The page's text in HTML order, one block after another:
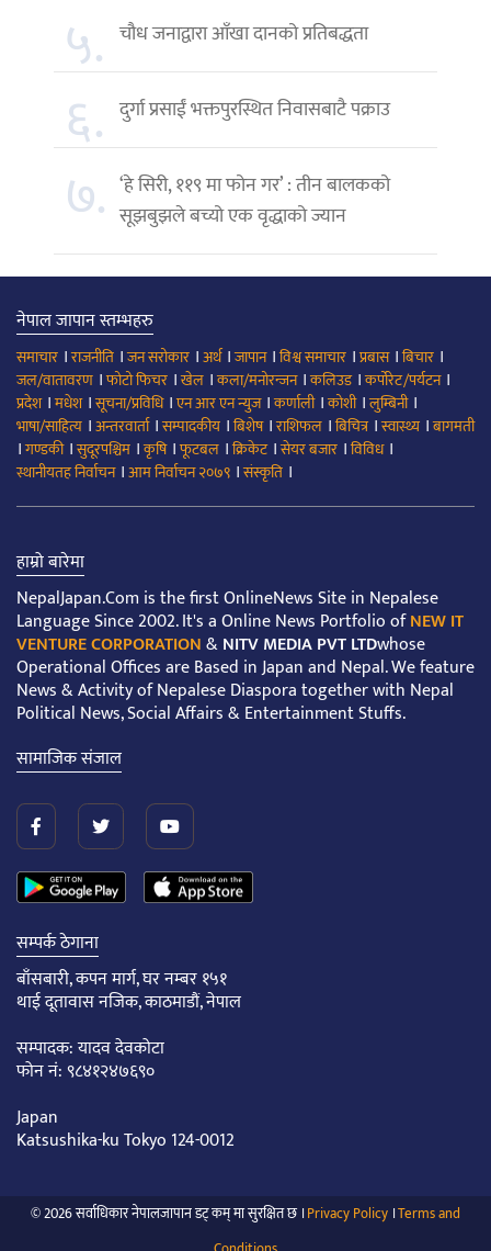
५. चौध जनाद्वारा आँखा दानको प्रतिबद्धता
६. दुर्गा प्रसाईं भक्तपुरस्थित निवासबाटै पक्राउ
७. ‘हे सिरी, ११९ मा फोन गर’ : तीन बालकको
सूझबुझले बच्यो एक वृद्धाको ज्यान
नेपाल जापान स्तम्भहरु
समाचार ।राजनीति ।जन सरोकार ।अर्थ।जापान।विश्व समाचार ।प्रबास।बिचार ।
जल/वातावरण ।फोटो फिचर ।खेल ।कला/मनोरन्जन।कलिउड।कर्पोरेट/पर्यटन।
प्रदेश।मधेश।सूचना/प्रविधि।एन आर एन न्युज।कर्णाली।कोशी।लुम्बिनी।
भाषा/साहित्य ।अन्तरवार्ता।सम्पादकीय ।बिशेष।राशिफल ।बिचित्र।स्वास्थ्य ।बागमती
।गण्डकी।सुदूरपश्चिम ।कृषि।फूटबल ।क्रिकेट।सेयर बजार ।विविध।
स्थानीयतह निर्वाचन।आम निर्वाचन २०७९ ।संस्कृति ।
हाम्रो बारेमा
NepalJapan.Com is the first OnlineNews Site in Nepalese
Language Since 2002. It's a Online News Portfolio ofNEW IT
VENTURE CORPORATION&NITV MEDIA PVT LTDwhose
Operational Offices are Based in Japan and Nepal. We feature
News & Activity of Nepalese Diaspora together with Nepal
Political News, Social Affairs & Entertainment Stuffs.
सामाजिक संजाल
सम्पर्क ठेगाना
बाँसबारी, कपन मार्ग, घर नम्बर १५१
थाई दूतावास नजिक, काठमाडौं, नेपाल
सम्पादक: यादव देवकोटा
फोन नं: ९८४१२४७६९०
Japan
Katsushika-ku Tokyo 124-0012
© 2026 सर्वाधिकार नेपालजापान डट् कम् मा सुरक्षित छ ।Privacy Policy ।Terms and